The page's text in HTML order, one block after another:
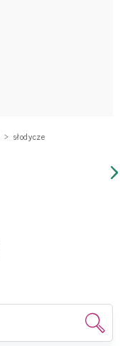
słodycze